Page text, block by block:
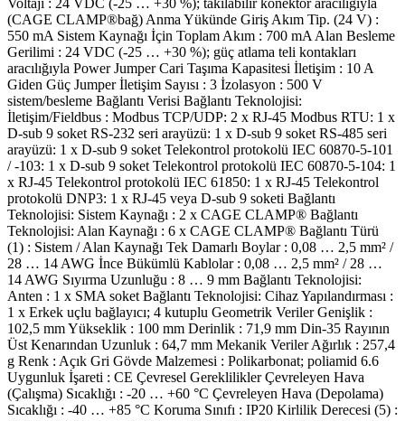
Voltajı : 24 VDC (-25 … +30 %); takılabilir konektör aracılığıyla
(CAGE CLAMP®bağ) Anma Yükünde Giriş Akım Tip. (24 V) :
550 mA Sistem Kaynağı İçin Toplam Akım : 700 mA Alan Besleme
Gerilimi : 24 VDC (-25 … +30 %); güç atlama teli kontakları
aracılığıyla Power Jumper Cari Taşıma Kapasitesi İletişim : 10 A
Giden Güç Jumper İletişim Sayısı : 3 İzolasyon : 500 V
sistem/besleme Bağlantı Verisi Bağlantı Teknolojisi:
İletişim/Fieldbus : Modbus TCP/UDP: 2 x RJ-45 Modbus RTU: 1 x
D-sub 9 soket RS-232 seri arayüzü: 1 x D-sub 9 soket RS-485 seri
arayüzü: 1 x D-sub 9 soket Telekontrol protokolü IEC 60870-5-101
/ -103: 1 x D-sub 9 soket Telekontrol protokolü IEC 60870-5-104: 1
x RJ-45 Telekontrol protokolü IEC 61850: 1 x RJ-45 Telekontrol
protokolü DNP3: 1 x RJ-45 veya D-sub 9 soketi Bağlantı
Teknolojisi: Sistem Kaynağı : 2 x CAGE CLAMP® Bağlantı
Teknolojisi: Alan Kaynağı : 6 x CAGE CLAMP® Bağlantı Türü
(1) : Sistem / Alan Kaynağı Tek Damarlı Boylar : 0,08 … 2,5 mm² /
28 … 14 AWG İnce Bükümlü Kablolar : 0,08 … 2,5 mm² / 28 …
14 AWG Sıyırma Uzunluğu : 8 … 9 mm Bağlantı Teknolojisi:
Anten : 1 x SMA soket Bağlantı Teknolojisi: Cihaz Yapılandırması :
1 x Erkek uçlu bağlayıcı; 4 kutuplu Geometrik Veriler Genişlik :
102,5 mm Yükseklik : 100 mm Derinlik : 71,9 mm Din-35 Rayının
Üst Kenarından Uzunluk : 64,7 mm Mekanik Veriler Ağırlık : 257,4
g Renk : Açık Gri Gövde Malzemesi : Polikarbonat; poliamid 6.6
Uygunluk İşareti : CE Çevresel Gereklilikler Çevreleyen Hava
(Çalışma) Sıcaklığı : -20 … +60 °C Çevreleyen Hava (Depolama)
Sıcaklığı : -40 … +85 °C Koruma Sınıfı : IP20 Kirlilik Derecesi (5) :